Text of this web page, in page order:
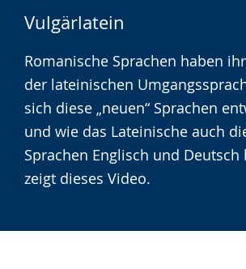
Vulgärlatein
Leichten
Sprache
wechseln.
Audio-
Unterstützung.
Video
in
Deutscher
Gebärdensprache
wird
angezeigt.
Romanische Sprachen haben
der lateinischen
sich diese „neuen“ Sprachen
und wie das Lateinische auch
Sprachen Englisch und
zeigt dieses Video.